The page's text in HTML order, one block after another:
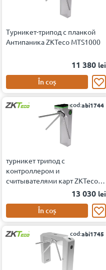
Турникет-трипод с планкой
Антипаника ZKTeco MTS1000
11 380 lei
În coș
cod:abi1744
турникет трипод с
контроллером и
считывателями карт ZKTeco
13 030 lei
În coș
cod:abi1745